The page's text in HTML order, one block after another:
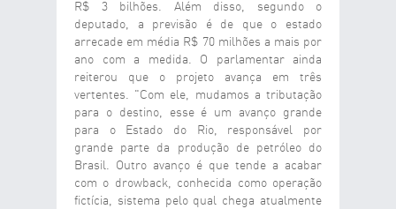
R$ 3 bilhões. Além disso, segundo o
deputado, a previsão é de que o estado
arrecade em média R$ 70 milhões a mais por
ano com a medida. O parlamentar ainda
reiterou que o projeto avança em três
vertentes. "Com ele, mudamos a tributação
para o destino, esse é um avanço grande
para o Estado do Rio, responsável por
grande parte da produção de petróleo do
Brasil. Outro avanço é que tende a acabar
com o drowback, conhecida como operação
fictícia, sistema pelo qual chega atualmente